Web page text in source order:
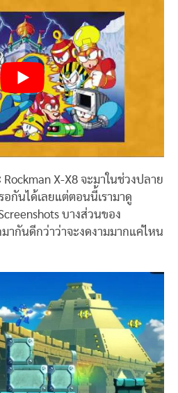
X-X8 จะมาในช่วงปลาย
กันได้เลยแต่ตอนนี้เรามาดู
บางส่วนของ
ากันดีกว่าว่าจะงดงามมากแค่ไหน